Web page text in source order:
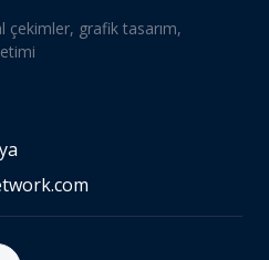
çekimler, grafik tasarım,